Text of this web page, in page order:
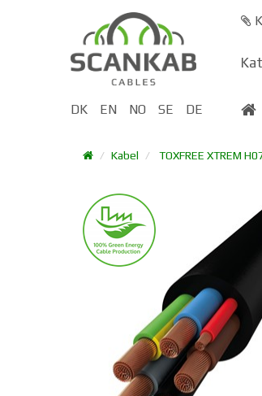
DK EN NO SE DE
Kabel TOXFREE XTREM